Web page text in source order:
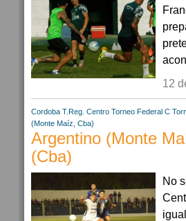
12
Cordoba T.Reg. Centro Torneo Federal C
(Monte Maíz, Cba)
Argentino (Monte
(Cba)
No